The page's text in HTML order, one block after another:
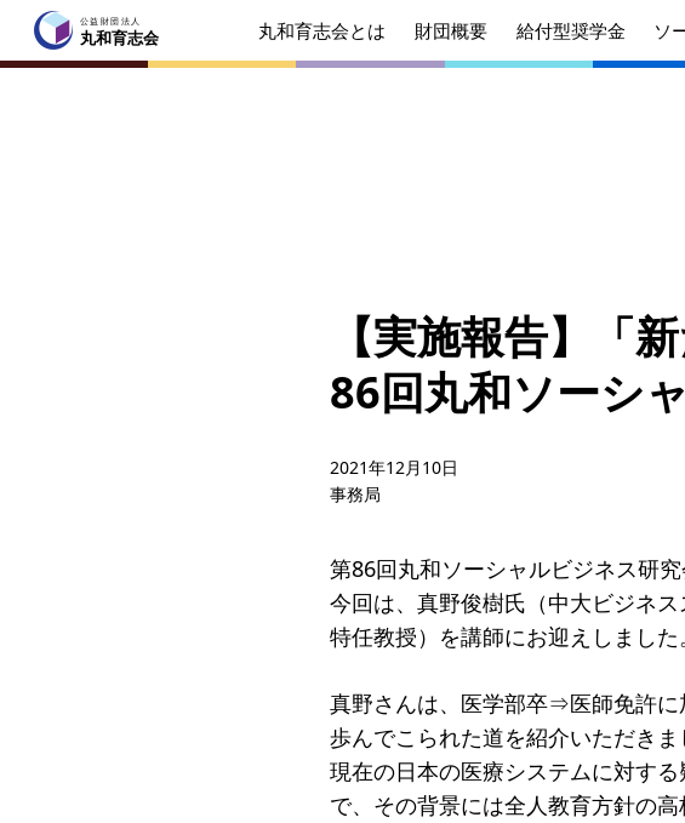
公益財団法人
丸和育志会
みなさんへ
理念
年間スケジュール
ソーシャルビジネス支援
受賞者一覧
ソーシャルビジネス研究会
研究会のねらい
お手続き
ニュース・コラム
ニュース
公益財団法人
丸和育志会 丸和育志会とは 財団概要 給付型奨学金 ソ
【実施報告】「
86回丸和ソーシ
2021年12月10日
事務局
第86回丸和ソーシャルビジネス研
今回は、真野俊樹氏（中大ビジネ
特任教授）を講師にお迎えしました
真野さんは、医学部卒⇒医師免許
歩んでこられた道を紹介いただきま
現在の日本の医療システムに対す
で、その背景には全人教育方針の